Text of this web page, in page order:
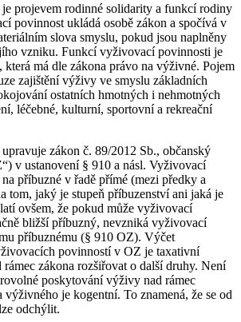
projevem rodinné solidarity a funkcí rodiny
povinnost ukládá osobě zákon a spočívá v
slova smyslu, pokud jsou naplněny
vzniku. Funkcí vyživovací povinnosti je
má dle zákona právo na výživné. Pojem
zajištění výživy ve smyslu základních
ostatních hmotných i nehmotných
léčebné, kulturní, sportovní a rekreační
zákon č. 89/2012 Sb., občanský
v ustanovení § 910 a násl. Vyživovací
příbuzné v řadě přímé (mezi předky a
tom, jaký je stupeň příbuzenství ani jaká je
ovšem, že pokud může vyživovací
bližší příbuzný, nevzniká vyživovací
příbuznému (§ 910 OZ). Výčet
povinností v OZ je taxativní
zákona rozšiřovat o další druhy. Není
poskytování výživy nad rámec
výživného je kogentní. To znamená, že se od
odchýlit.